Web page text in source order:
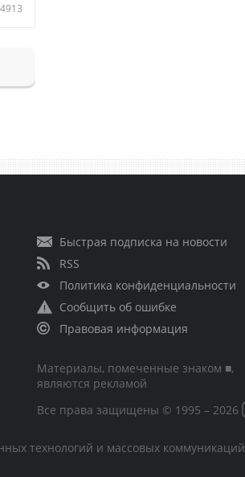
4913
Быстрая подписка на новости
RSS
Политика конфиденциальности
Сообщить об ошибке
Правовая информация
Материалы, помеченные знаком ■,
являются рекламой
Все права защищены © 1995 – 2026
технологий и массовых коммуникаций